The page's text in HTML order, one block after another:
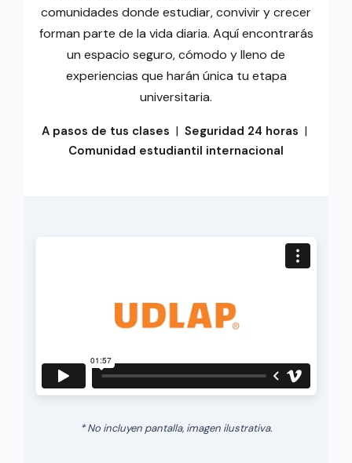
comunidades donde estudiar, convivir y crecer
forman parte de la vida diaria. Aquí encontrarás
un espacio seguro, cómodo y lleno de
experiencias que harán única tu etapa
universitaria.
A pasos de tus clases | Seguridad 24 horas |
Comunidad estudiantil internacional
* No incluyen pantalla, imagen ilustrativa.